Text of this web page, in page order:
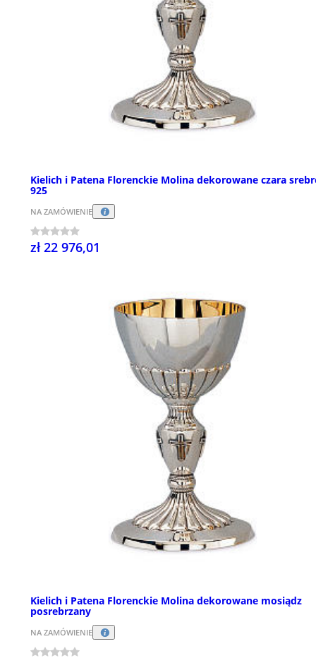
Kielich i Patena Florenckie Molina dekorowane czara
925
NA ZAMÓWIENIE
zł 22 976,01
Kielich i Patena Florenckie Molina dekorowane mosiądz
posrebrzany
NA ZAMÓWIENIE